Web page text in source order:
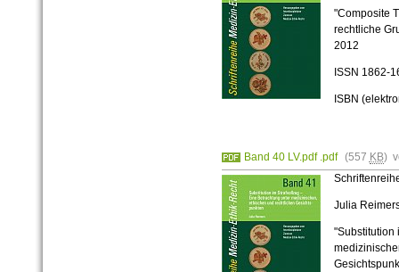
"Composite
rechtliche
2012
ISSN 1862-
ISBN
Band 40 LV.pdf .pdf (557 KB)
Julia
"Substitution